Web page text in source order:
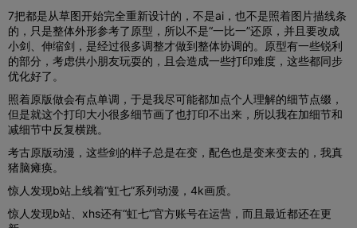
7把都是从草图开始完全重新设计的，不是ai，也不是照着图片描线条
的，只是整体外形参考了原型，所以不是“一比一”还原，并且要改成
小剑、伸缩剑，是经过很多调整才做到整体协调的。原型有一些锐利
的部分，考虑供小朋友玩耍的，且会造成一些打印难度，这些都同步
优化好了。
照着原版做会有点单调，于是我尽可能都加点个人理解的细节点缀，
但是就这个打印大小很多细节画了也打印不出来，所以我在加细节和
减细节中反复横跳。
考古原版动漫，这些剑的样子总是在变，配色也是变来变去的，我真
猪脑瘫痪。
惊人发现b站上线着“虹七”系列动漫，4k画质。
惊人发现b站、xhs还有“虹七”官方账号在运营，而且最近都还在更